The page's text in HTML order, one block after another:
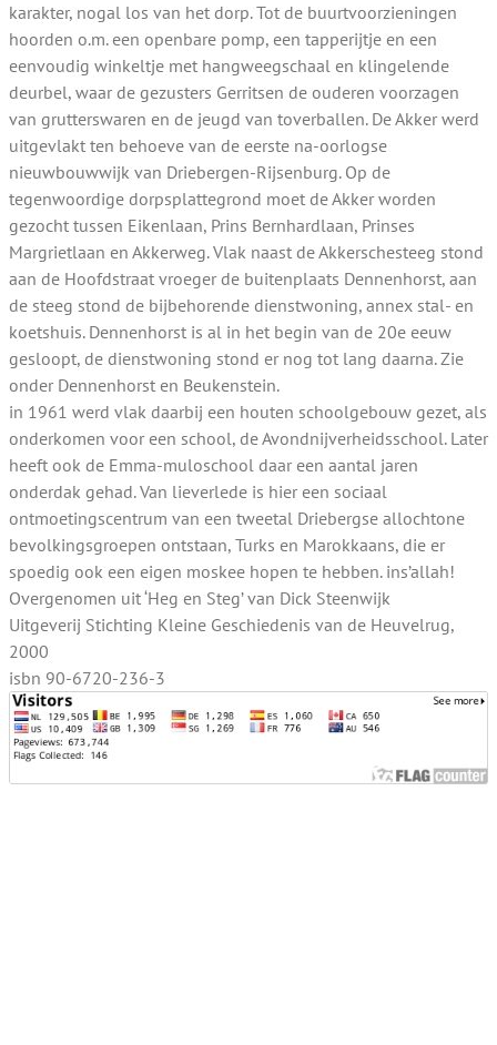
karakter, nogal los van het dorp. Tot de buurtvoorzieningen
hoorden o.m. een openbare pomp, een tapperijtje en een
eenvoudig winkeltje met hangweegschaal en klingelende
deurbel, waar de gezusters Gerritsen de ouderen voorzagen
van grutterswaren en de jeugd van toverballen. De Akker werd
uitgevlakt ten behoeve van de eerste na-oorlogse
nieuwbouwwijk van Driebergen-Rijsenburg. Op de
tegenwoordige dorpsplattegrond moet de Akker worden
gezocht tussen Eikenlaan, Prins Bernhardlaan, Prinses
Margrietlaan en Akkerweg. Vlak naast de Akkerschesteeg stond
aan de Hoofdstraat vroeger de buitenplaats Dennenhorst, aan
de steeg stond de bijbehorende dienstwoning, annex stal- en
koetshuis. Dennenhorst is al in het begin van de 20e eeuw
gesloopt, de dienstwoning stond er nog tot lang daarna. Zie
onder Dennenhorst en Beukenstein.
in 1961 werd vlak daarbij een houten schoolgebouw gezet, als
onderkomen voor een school, de Avondnijverheidsschool. Later
heeft ook de Emma-muloschool daar een aantal jaren
onderdak gehad. Van lieverlede is hier een sociaal
ontmoetingscentrum van een tweetal Driebergse allochtone
bevolkingsgroepen ontstaan, Turks en Marokkaans, die er
spoedig ook een eigen moskee hopen te hebben. ins’allah!
Overgenomen uit ‘Heg en Steg’ van Dick Steenwijk
Uitgeverij Stichting Kleine Geschiedenis van de Heuvelrug,
2000
isbn 90-6720-236-3